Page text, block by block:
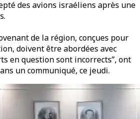
des avions israéliens après une
de la région, conçues pour
doivent être abordées avec
en question sont incorrects”, ont
un communiqué, ce jeudi.